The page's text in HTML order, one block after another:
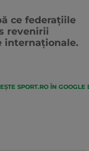
ce federațiile
revenirii
internaționale.
SPORT.RO ÎN GOOGLE